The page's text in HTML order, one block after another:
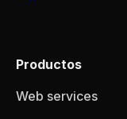
Productos
Web services